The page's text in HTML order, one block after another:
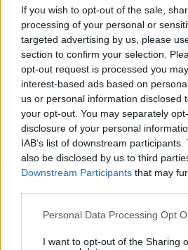
If you wish to opt-out of the sale,
processing of your personal or
targeted advertising by us, please
section to confirm your selection.
opt-out request is processed you
interest-based ads based on
us or personal information disclosed
your opt-out. You may separately
disclosure of your personal
IAB’s list of downstream
also be disclosed by us to third
Downstream Participants that may
Please note that this website/app
not limited to your visit or usage
Personal Data Processing Opt
I want to opt-out of the Sharing
necesita tu establecimiento.
Por eso hemos diseñado un
ayudar a tu negocio a
circunstancias actuales que
viviendo. Contamos con una
que pueden ayudarte a
trabajo en tu negocio o
puedas ofrecer a tus clientes
sector gastronómico de